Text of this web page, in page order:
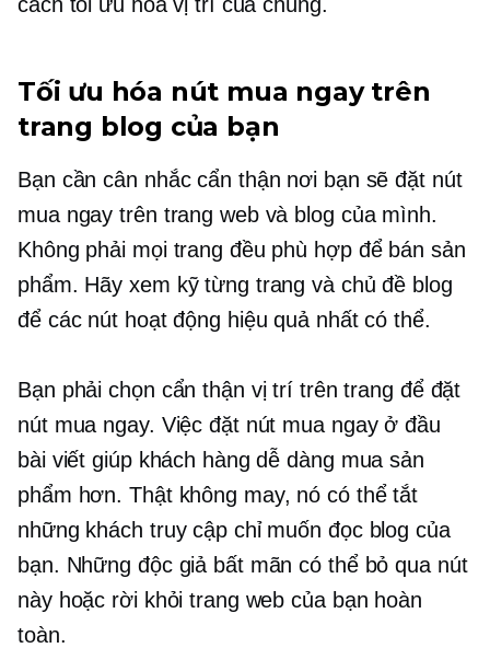
Tối ưu hóa nút mua ngay trên
trang blog của bạn
Bạn cần cân nhắc cẩn thận nơi bạn sẽ đặt nút
mua ngay trên trang web và blog của mình.
Không phải mọi trang đều phù hợp để bán sản
phẩm. Hãy xem kỹ từng trang và chủ đề blog
để các nút hoạt động hiệu quả nhất có thể.
Bạn phải chọn cẩn thận vị trí trên trang để đặt
nút mua ngay. Việc đặt nút mua ngay ở đầu
bài viết giúp khách hàng dễ dàng mua sản
phẩm hơn. Thật không may, nó có thể tắt
những khách truy cập chỉ muốn đọc blog của
bạn. Những độc giả bất mãn có thể bỏ qua nút
này hoặc rời khỏi trang web của bạn hoàn
toàn.